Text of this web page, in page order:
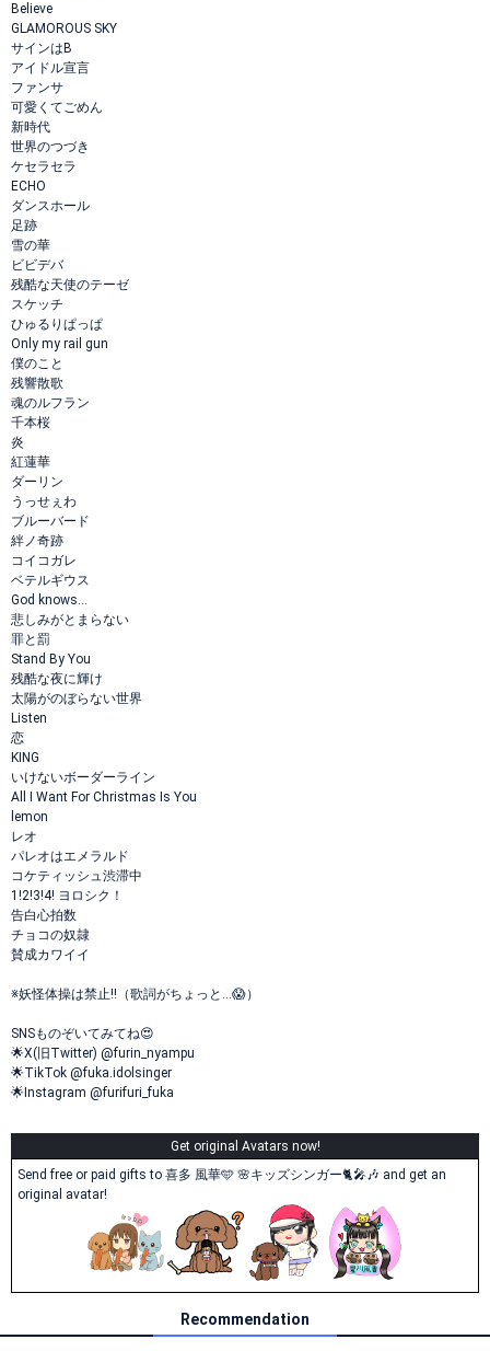
Believe
GLAMOROUS SKY
サインはB
アイドル宣言
ファンサ
可愛くてごめん
新時代
世界のつづき
ケセラセラ
ECHO
ダンスホール
足跡
雪の華
ビビデバ
残酷な天使のテーゼ
スケッチ
ひゅるりぱっぱ
Only my rail gun
僕のこと
残響散歌
魂のルフラン
千本桜
炎
紅蓮華
ダーリン
うっせぇわ
ブルーバード
絆ノ奇跡
コイコガレ
ベテルギウス
God knows…
悲しみがとまらない
罪と罰
Stand By You
残酷な夜に輝け
太陽がのぼらない世界
Listen
恋
KING
いけないボーダーライン
All I Want For Christmas Is You
lemon
レオ
パレオはエメラルド
コケティッシュ渋滞中
1!2!3!4! ヨロシク！
告白心拍数
チョコの奴隷
賛成カワイイ
※妖怪体操は禁止‼️（歌詞がちょっと…😱）
SNSものぞいてみてね😍
🌟X(旧Twitter) @furin_nyampu
🌟TikTok @fuka.idolsinger
🌟Instagram @furifuri_fuka
Get original Avatars now!
Send free or paid gifts to 喜多 風華️🩵 🌸キッズシンガー🐈🎤🎶 and get an
original avatar!
Recommendation